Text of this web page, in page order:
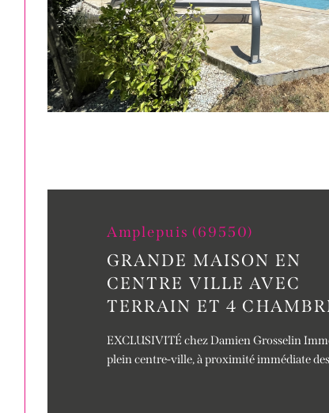
Amplepuis (69550)
GRANDE MAISON EN
CENTRE VILLE AVEC
TERRAIN ET 4
EXCLUSIVITÉ chez Damien Grosselin
plein centre-ville, à proximité immédiate